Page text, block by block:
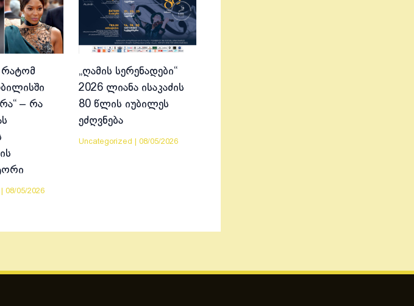
– რა
|08/05/2026
„ღამის სერენადები“
2026 ლიანა ისაკაძის
80 წლის იუბილეს
ეძღვნება
Uncategorized 08/05/2026